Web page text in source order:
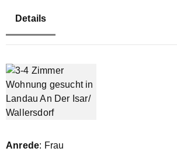
Details
Anrede: Frau